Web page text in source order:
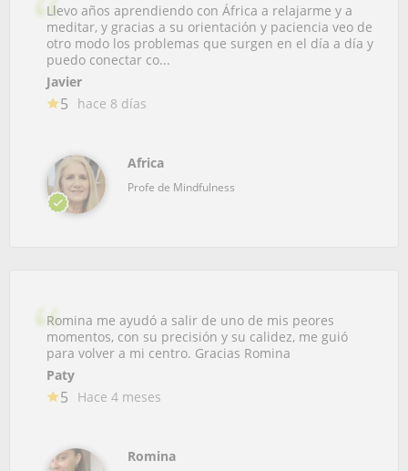
Llevo años aprendiendo con África a relajarme y a
meditar, y gracias a su orientación y paciencia veo de
otro modo los problemas que surgen en el día a día y
puedo conectar co...
Javier
5 hace 8 días
Africa
Profe de Mindfulness
Romina me ayudó a salir de uno de mis peores
momentos, con su precisión y su calidez, me guió
para volver a mi centro. Gracias Romina
Paty
5 Hace 4 meses
Romina